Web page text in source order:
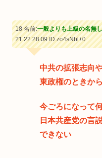
18 名前:一般よりも上級の名無
21:22:28.09ID:zo4sNbl+0
中共の拡張志向
東政権のときか
今ごろになって
日本共産党の言
できない